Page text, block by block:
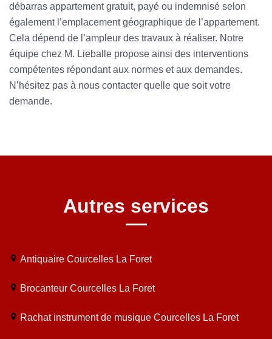
débarras appartement gratuit, payé ou indemnisé selon
également l’emplacement géographique de l’appartement.
Cela dépend de l’ampleur des travaux à réaliser. Notre
équipe chez M. Lieballe propose ainsi des interventions
compétentes répondant aux normes et aux demandes.
N’hésitez pas à nous contacter quelle que soit votre
demande.
Autres services
Antiquaire Courcelles La Foret
Brocanteur Courcelles La Foret
Rachat instrument de musique Courcelles La Foret